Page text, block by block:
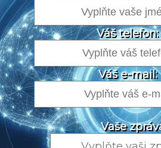
Váš telefon:
Váš e-mail:
Vaše